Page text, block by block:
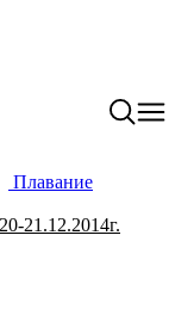
Плавание
21.12.2014г.